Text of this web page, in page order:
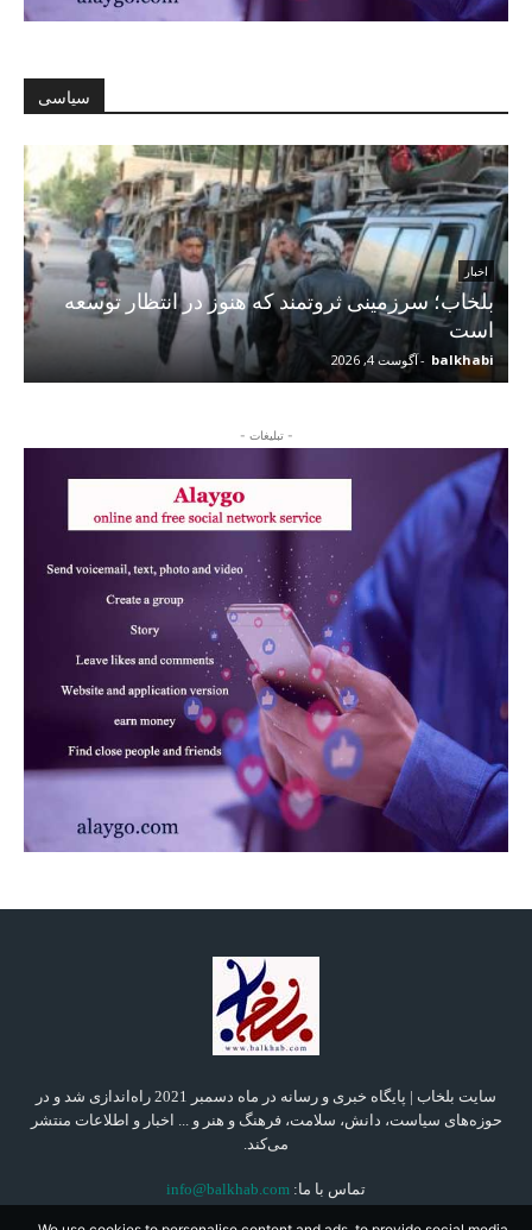
سیاسی
اخبار
بلخاب؛ سرزمینی ثروتمند که هنوز در انتظار توسعه
است
balkhabi
-آگوست 4, 2026
- تبلیغات -
سایت بلخاب | پایگاه خبری و رسانه در ماه دسمبر 2021 راه‌اندازی شد و در
حوزه‌های سیاست، دانش، سلامت، فرهنگ و هنر و ... اخبار و اطلاعات منتشر
می‌کند.
تماس با ما: info@balkhab.com